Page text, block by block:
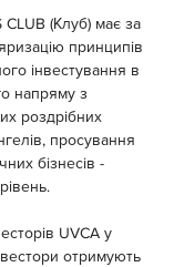
CLUB (Клуб) має за
принципів
інвестування в
напряму з
роздрібних
просування
бізнесів -
UVCA у
отримують